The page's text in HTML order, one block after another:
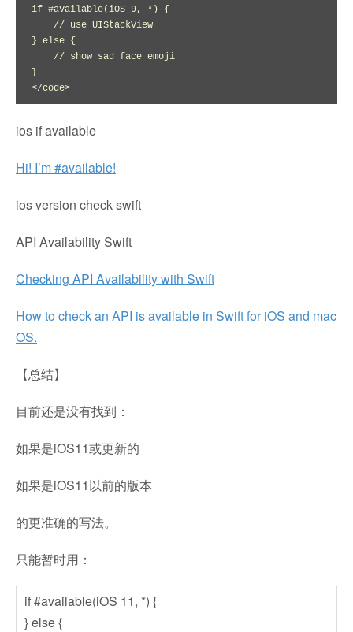
if #available(iOS 9, *) {
// use UIStackView
} else {
// show sad face emoji
}
</code>
ios if available
Hi! I’m #available!
ios version check swift
API Availability Swift
Checking API Availability with Swift
How to check an API is available in Swift for iOS and mac
OS.
【总结】
目前还是没有找到：
如果是iOS11或更新的
如果是iOS11以前的版本
的更准确的写法。
只能暂时用：
if #available(iOS 11, *) {
} else {